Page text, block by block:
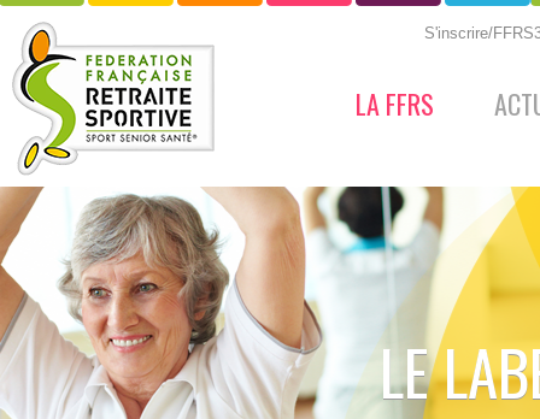
S'inscrire/
LA FFRS
LE